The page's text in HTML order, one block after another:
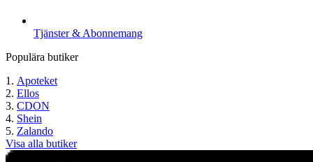
Tjänster & Abonnemang
Populära butiker
Apoteket
Ellos
CDON
Shein
Zalando
Visa alla butiker